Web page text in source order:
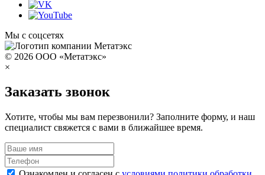
Мы с соцсетях
© 2026 ООО «Метатэкс»
×
Заказать звонок
Хотите, чтобы мы вам перезвонили? Заполните форму, и наш
специалист свяжется с вами в ближайшее время.